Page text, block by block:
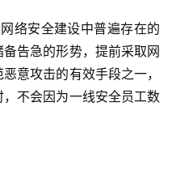
络安全建设中普遍存在的
告急的形势，提前采取网
意攻击的有效手段之一，
不会因为一线安全员工数